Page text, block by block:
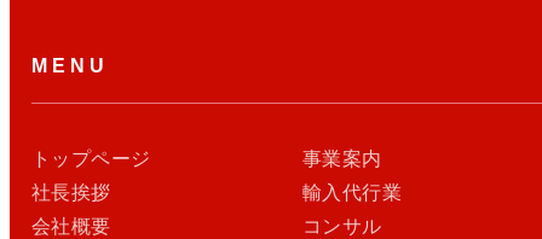
MENU
トップページ
社長挨拶
会社概要
事業案内
輸入代行業
コンサル